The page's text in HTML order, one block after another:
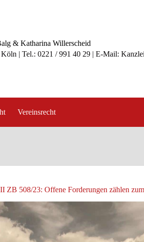
& Katharina Willerscheid
| Tel.: 0221 / 991 40 29 | E-Mail:
Vereinsrecht
ZB 508/23: Offene Forderungen zählen